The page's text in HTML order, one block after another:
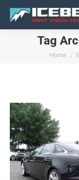
Tag
You are
Home